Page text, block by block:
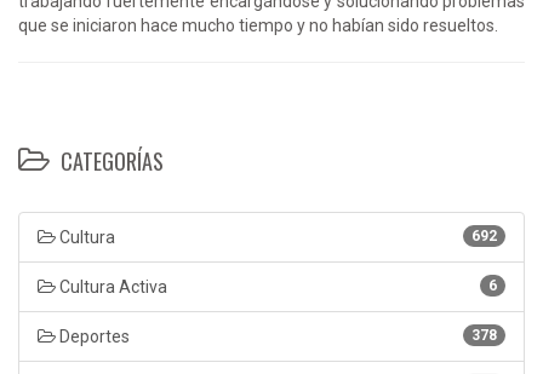
que se iniciaron hace mucho tiempo y no habían sido resueltos.
CATEGORÍAS
692
Cultura
6
Cultura Activa
378
Deportes